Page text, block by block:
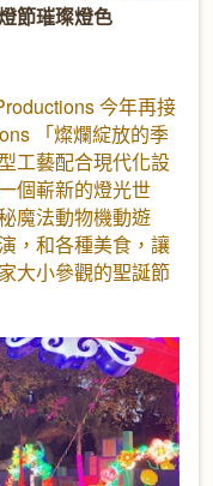
節璀璨燈色
今年再接
「燦爛綻放的季
工藝配合現代化設
個嶄新的燈光世
魔法動物機動遊
，和各種美食，讓
大小參觀的聖誕節